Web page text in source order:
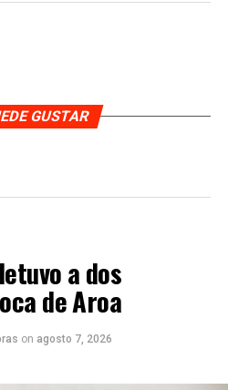
GUSTAR
a dos
de Aroa
on agosto 7, 2026